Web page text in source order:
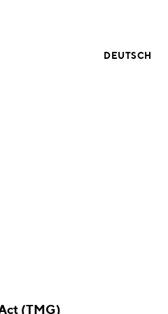
DEUTSCH
(TMG)